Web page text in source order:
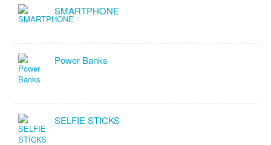
SMARTPHONE
Power Banks
SELFIE STICKS